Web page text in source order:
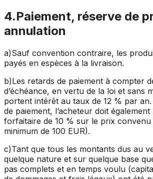
4.Paiement, réserve de
annulation
a)Sauf convention contraire, les
payés en espèces à la livraison.
b)Les retards de paiement à compter
d’échéance, en vertu de la loi et sans
portent intérêt au taux de 12 % par
de paiement, l’acheteur doit
forfaitaire de 10 % sur le prix
minimum de 100 EUR).
c)Tant que tous les montants dus au
quelque nature et sur quelque base
pas complets et en temps voulu